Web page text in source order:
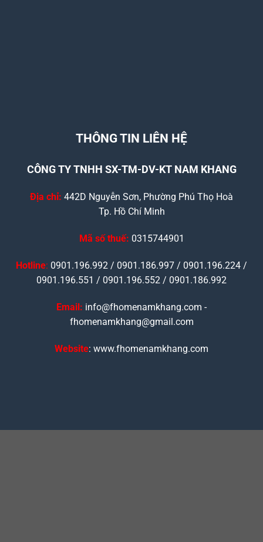
THÔNG TIN LIÊN HỆ
CÔNG TY TNHH SX-TM-DV-KT NAM KHANG
Địa chỉ: 442D Nguyễn Sơn, Phường Phú Thọ Hoà
Tp. Hồ Chí Minh
Mã số thuế: 0315744901
Hotline: 0901.196.992 / 0901.186.997 / 0901.196.224 /
0901.196.551 / 0901.196.552 / 0901.186.992
Email: info@fhomenamkhang.com -
fhomenamkhang@gmail.com
Website: www.fhomenamkhang.com